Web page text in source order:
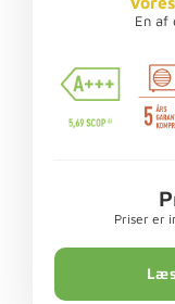
En af
Priser er